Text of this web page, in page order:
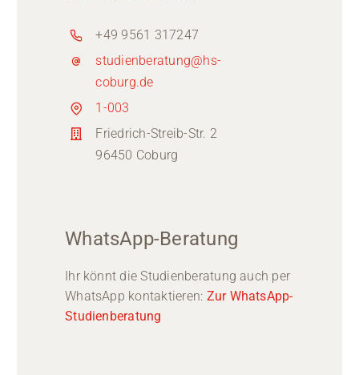
+49 9561 317247
studienberatung@hs-
coburg.de
1-003
Friedrich-Streib-Str. 2
96450 Coburg
WhatsApp-Beratung
Ihr könnt die Studienberatung auch per
WhatsApp kontaktieren: Zur WhatsApp-
Studienberatung